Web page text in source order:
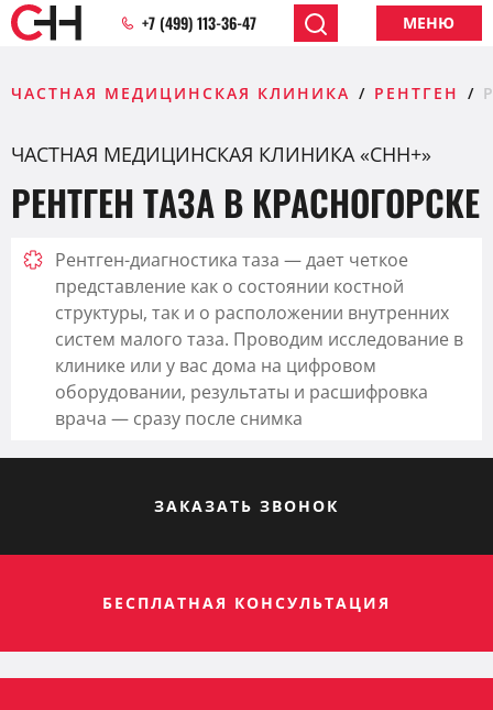
+7 (499) 113-36-47 МЕНЮ
ЧАСТНАЯ МЕДИЦИНСКАЯ КЛИНИКА РЕНТГЕН
ЧАСТНАЯ МЕДИЦИНСКАЯ КЛИНИКА «CHH+»
РЕНТГЕН ТАЗА В КРАСНОГОРСКЕ
Рентген-диагностика таза — дает четкое
представление как о состоянии костной
структуры, так и о расположении внутренних
систем малого таза. Проводим исследование в
клинике или у вас дома на цифровом
оборудовании, результаты и расшифровка
врача — сразу после снимка
ЗАКАЗАТЬ ЗВОНОК
БЕСПЛАТНАЯ КОНСУЛЬТАЦИЯ